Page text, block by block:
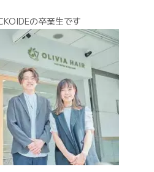
KOIDEの卒業生です